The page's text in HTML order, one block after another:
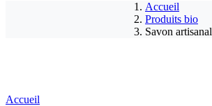
Accueil
Produits bio
Savon artisanal
Accueil